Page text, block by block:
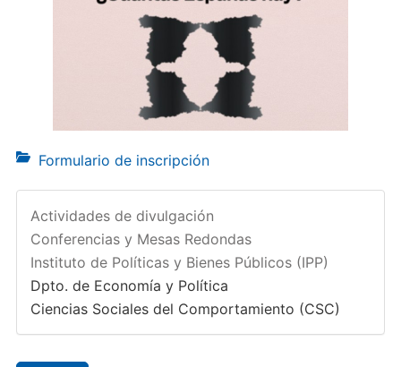
Formulario de inscripción
Actividades de divulgación
Conferencias y Mesas Redondas
Instituto de Políticas y Bienes Públicos (IPP)
Dpto. de Economía y Política
Ciencias Sociales del Comportamiento (CSC)